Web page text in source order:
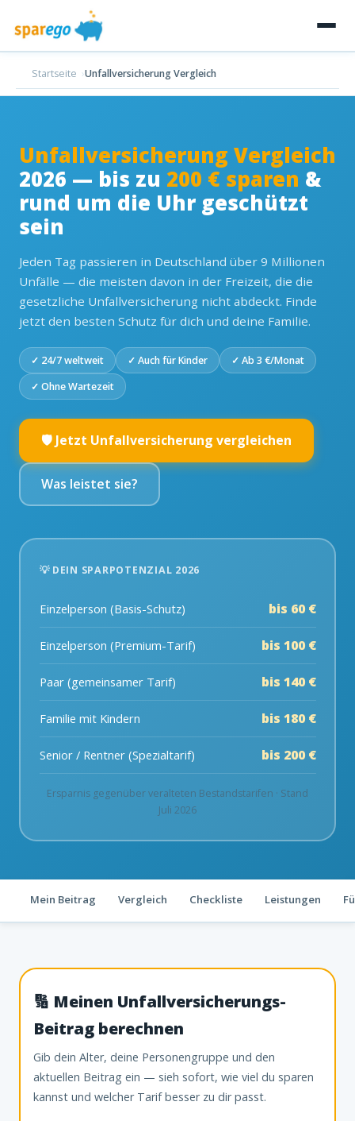
Startseite Unfallversicherung Vergleich
Unfallversicherung Vergleich
2026 — bis zu 200 € sparen &
rund um die Uhr geschützt
sein
Jeden Tag passieren in Deutschland über 9 Millionen
Unfälle — die meisten davon in der Freizeit, die die
gesetzliche Unfallversicherung nicht abdeckt. Finde
jetzt den besten Schutz für dich und deine Familie.
✓ 24/7 weltweit ✓ Auch für Kinder
✓ Ab 3 €/Monat
✓ Ohne Wartezeit
🛡️ Jetzt Unfallversicherung vergleichen
Was leistet sie?
💡 DEIN SPARPOTENZIAL 2026
Einzelperson (Basis-Schutz) bis 60 €
Einzelperson (Premium-Tarif) bis 100 €
Paar (gemeinsamer Tarif) bis 140 €
Familie mit Kindern bis 180 €
Senior / Rentner (Spezialtarif) bis 200 €
Ersparnis gegenüber veralteten Bestandstarifen · Stand
Juli 2026
Mein Beitrag Vergleich Checkliste Leistungen
🔢 Meinen Unfallversicherungs-
Beitrag berechnen
Gib dein Alter, deine Personengruppe und den
aktuellen Beitrag ein — sieh sofort, wie viel du sparen
kannst und welcher Tarif besser zu dir passt.